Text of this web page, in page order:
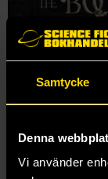
Samtycke
Denna
Vi använder
The Book of
175 kr